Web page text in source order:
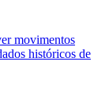
movimentos
históricos de